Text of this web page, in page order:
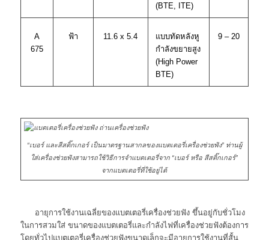
(BTE, ITE)
A
675
ฟ้า 11.6 x 5.4
แบบทัดหลังหู
กำลังขยายสูง
(High Power
BTE)
9 – 20
“เบอร์ และสีสติ๊กเกอร์ เป็นมาตรฐานสากลของแบตเตอรี่เครื่องช่วยฟัง” ท่านผู้
ใส่เครื่องช่วยฟังสามารถใช้วิธีการจำแบตเตอรี่จาก “เบอร์ หรือ สีสติ๊กเกอร์”
จากแบตเตอรี่ที่ใช้อยู่ได้
อายุการใช้งานเฉลี่ยของแบตเตอรี่เครื่องช่วยฟัง ขึ้นอยู่กับชั่วโมง
ในการสวมใส่ ขนาดของแบตเตอรี่และกำลังไฟที่เครื่องช่วยฟังต้องการ
โดยทั่วไปแบตเตอรี่เครื่องช่วยฟังขนาดเล็กจะมีอายุการใช้งานที่สั้น